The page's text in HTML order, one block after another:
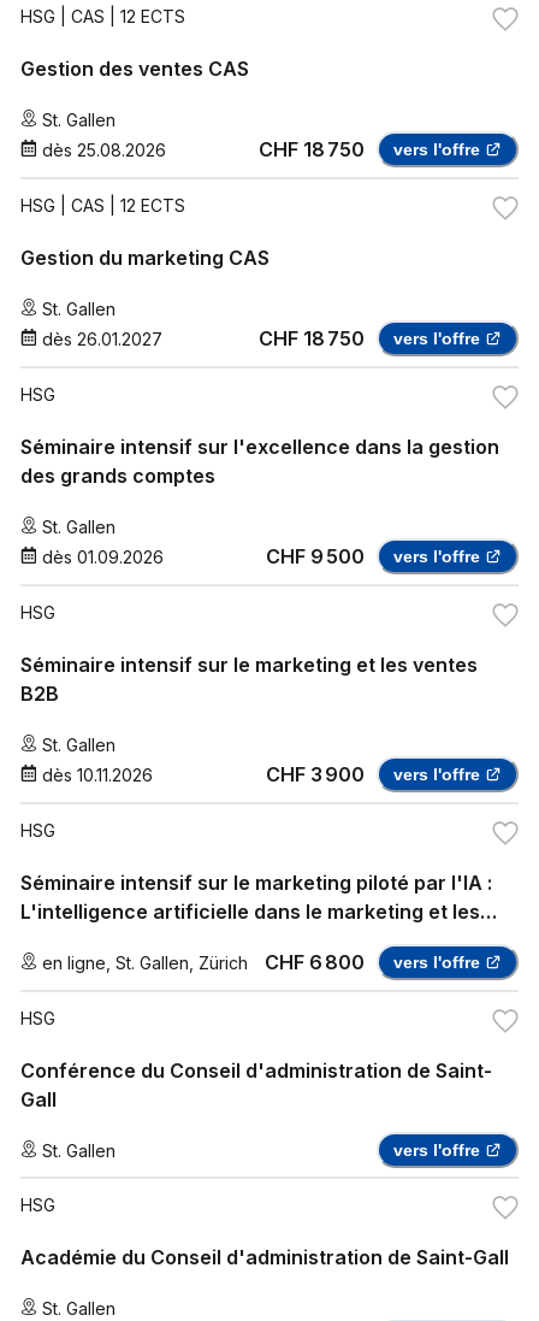
HSG | CAS | 12 ECTS
Gestion des ventes CAS
St. Gallen
dès 25.08.2026 CHF 18 750 vers l'offre
HSG | CAS | 12 ECTS
Gestion du marketing CAS
St. Gallen
dès 26.01.2027 CHF 18 750 vers l'offre
HSG
Séminaire intensif sur l'excellence dans la gestion
des grands comptes
St. Gallen
dès 01.09.2026 CHF 9 500 vers l'offre
HSG
Séminaire intensif sur le marketing et les ventes
B2B
St. Gallen
dès 10.11.2026 CHF 3 900 vers l'offre
HSG
Séminaire intensif sur le marketing piloté par l'IA :
L'intelligence artificielle dans le marketing et les
en ligne St. Gallen Zürich CHF 6 800 vers l'offre
HSG
Conférence du Conseil d'administration de Saint-
Gall
St. Gallen vers l'offre
HSG
Académie du Conseil d'administration de Saint-Gall
St. Gallen